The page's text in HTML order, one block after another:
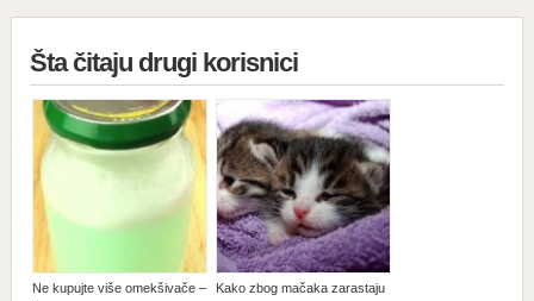
Šta čitaju drugi korisnici
Ne kupujte više omekšivače –
Kako zbog mačaka zarastaju